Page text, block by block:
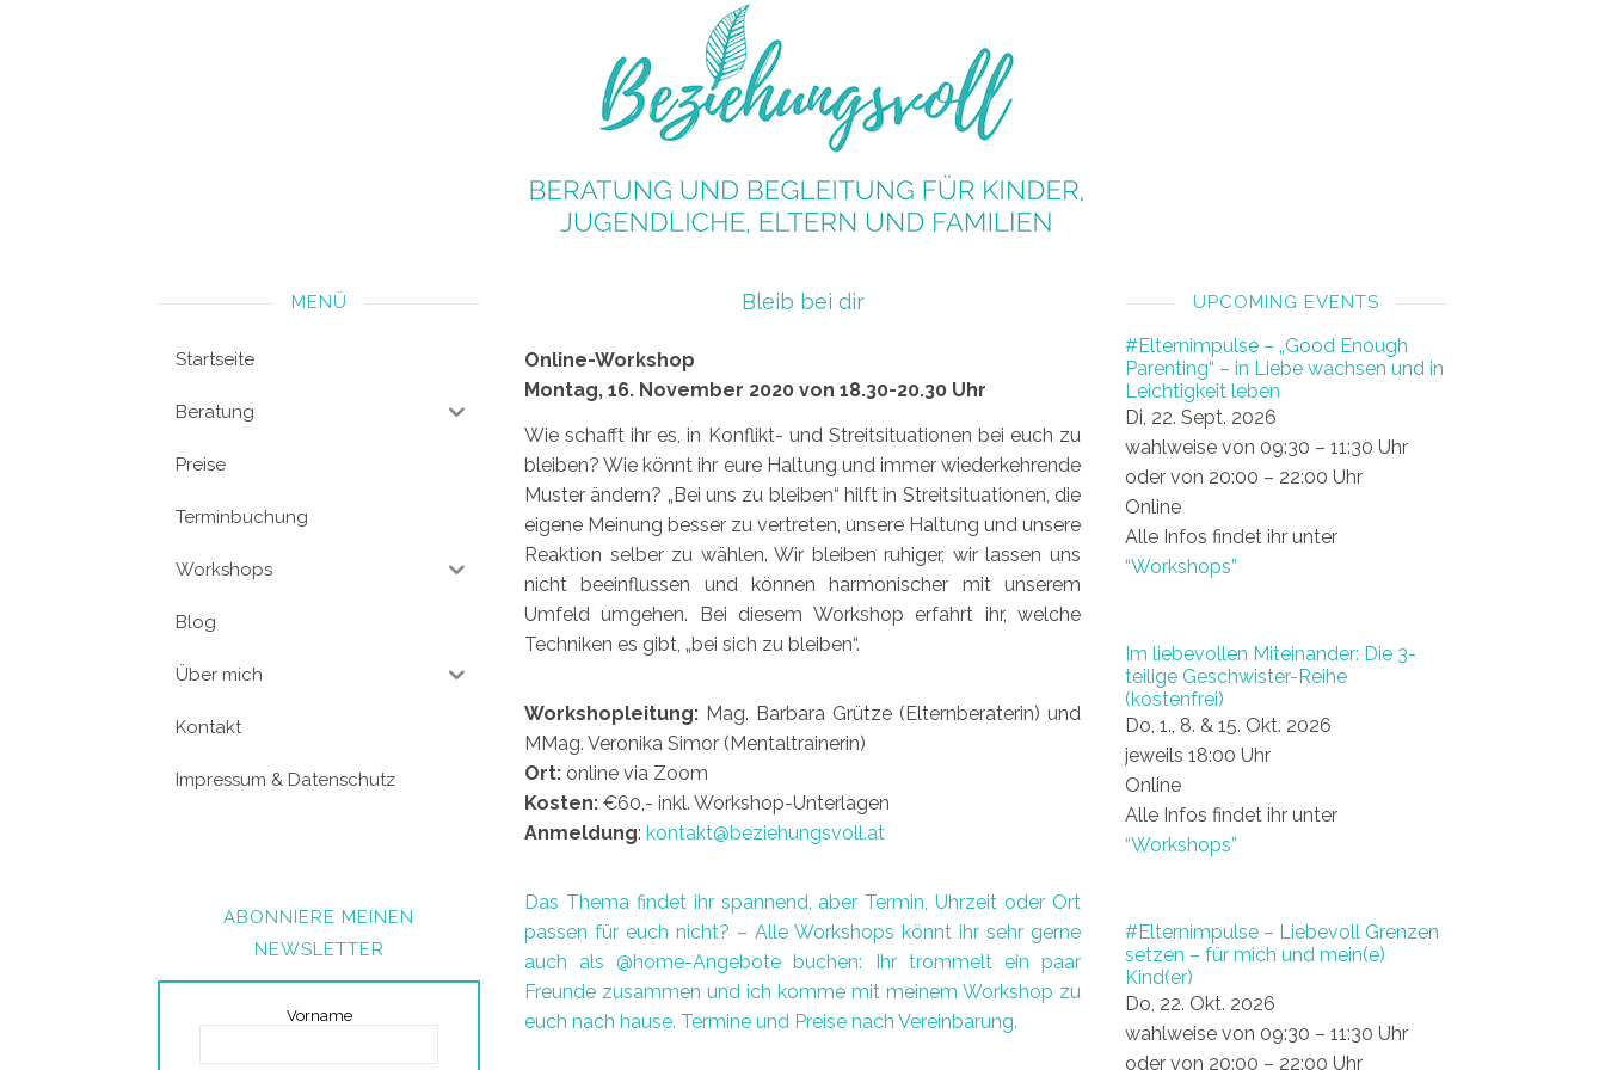
MENÜ
Startseite
Beratung
Preise
Terminbuchung
Workshops
Blog
Über mich
Kontakt
Impressum & Datenschutz
ABONNIERE MEINEN
NEWSLETTER
Vorname
Bleib bei dir
Online-Workshop
Montag, 16. November 2020 von 18.30-20.30 Uhr
Wie schafft ihr es, in Konflikt- und Streitsituationen bei euch zu
bleiben? Wie könnt ihr eure Haltung und immer wiederkehrende
Muster ändern? „Bei uns zu bleiben“ hilft in Streitsituationen, die
eigene Meinung besser zu vertreten, unsere Haltung und unsere
Reaktion selber zu wählen. Wir bleiben ruhiger, wir lassen uns
nicht beeinflussen und können harmonischer mit unserem
Umfeld umgehen. Bei diesem Workshop erfahrt ihr, welche
Techniken es gibt, „bei sich zu bleiben“.
Workshopleitung: Mag. Barbara Grütze (Elternberaterin) und
MMag. Veronika Simor (Mentaltrainerin)
Ort: online via Zoom
Kosten: €60,- inkl. Workshop-Unterlagen
Anmeldung: kontakt@beziehungsvoll.at
Das Thema findet ihr spannend, aber Termin, Uhrzeit oder Ort
passen für euch nicht? – Alle Workshops könnt ihr sehr gerne
auch als @home-Angebote buchen: Ihr trommelt ein paar
Freunde zusammen und ich komme mit meinem Workshop zu
euch nach hause. Termine und Preise nach Vereinbarung.
UPCOMING EVENTS
#Elternimpulse – „Good Enough
Parenting“ – in Liebe wachsen und in
Leichtigkeit leben
Di, 22. Sept. 2026
wahlweise von 09:30 – 11:30 Uhr
oder von 20:00 – 22:00 Uhr
Online
Alle Infos findet ihr unter
“Workshops”
Im liebevollen Miteinander: Die 3-
teilige Geschwister-Reihe
(kostenfrei)
Do, 1., 8. & 15. Okt. 2026
jeweils 18:00 Uhr
Online
Alle Infos findet ihr unter
“Workshops”
#Elternimpulse – Liebevoll Grenzen
setzen – für mich und mein(e)
Kind(er)
Do, 22. Okt. 2026
wahlweise von 09:30 – 11:30 Uhr
oder von 20:00 – 22:00 Uhr